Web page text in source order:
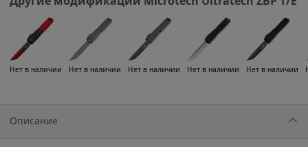
Нет в наличии Нет в наличии Нет в наличии Нет в наличии Нет в наличии
Описание